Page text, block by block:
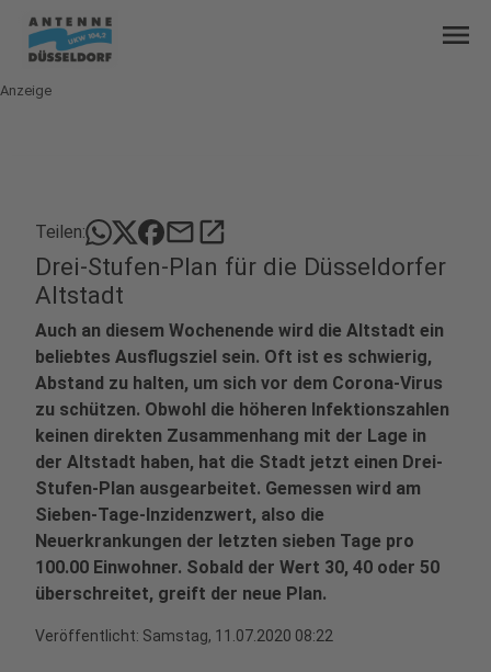
menu
Anzeige
Teilen: mailopen_in_new
Drei-Stufen-Plan für die Düsseldorfer
Altstadt
Auch an diesem Wochenende wird die Altstadt ein
beliebtes Ausflugsziel sein. Oft ist es schwierig,
Abstand zu halten, um sich vor dem Corona-Virus
zu schützen. Obwohl die höheren Infektionszahlen
keinen direkten Zusammenhang mit der Lage in
der Altstadt haben, hat die Stadt jetzt einen Drei-
Stufen-Plan ausgearbeitet. Gemessen wird am
Sieben-Tage-Inzidenzwert, also die
Neuerkrankungen der letzten sieben Tage pro
100.00 Einwohner. Sobald der Wert 30, 40 oder 50
überschreitet, greift der neue Plan.
Veröffentlicht: Samstag, 11.07.2020 08:22